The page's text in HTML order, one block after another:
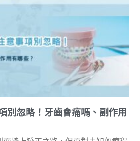
別忽略！牙齒會痛嗎、副作用